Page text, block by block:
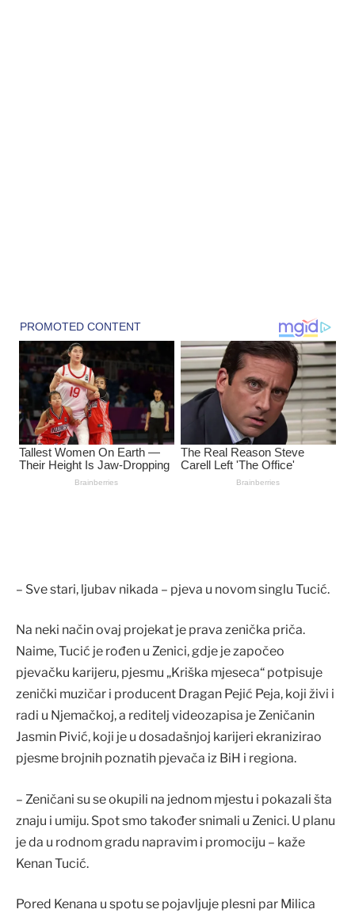
– Sve stari, ljubav nikada – pjeva u novom singlu Tucić.
Na neki način ovaj projekat je prava zenička priča.
Naime, Tucić je rođen u Zenici, gdje je započeo
pjevačku karijeru, pjesmu „Kriška mjeseca“ potpisuje
zenički muzičar i producent Dragan Pejić Peja, koji živi i
radi u Njemačkoj, a reditelj videozapisa je Zeničanin
Jasmin Pivić, koji je u dosadašnjoj karijeri ekranizirao
pjesme brojnih poznatih pjevača iz BiH i regiona.
– Zeničani su se okupili na jednom mjestu i pokazali šta
znaju i umiju. Spot smo također snimali u Zenici. U planu
je da u rodnom gradu napravim i promociju – kaže
Kenan Tucić.
Pored Kenana u spotu se pojavljuje plesni par Milica